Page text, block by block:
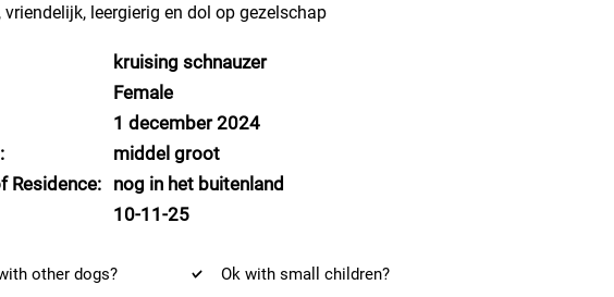
vriendelijk, leergierig en dol op gezelschap
kruising schnauzer
Female
1 december 2024
middel groot
Residence: nog in het buitenland
10-11-25
other dogs?
Ok with small children?